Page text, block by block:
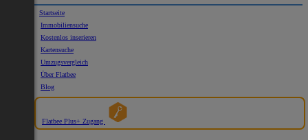
Startseite
Immobiliensuche
Kostenlos inserieren
Kartensuche
Umzugsvergleich
Über Flatbee
Blog
Flatbee Plus+ Zugang